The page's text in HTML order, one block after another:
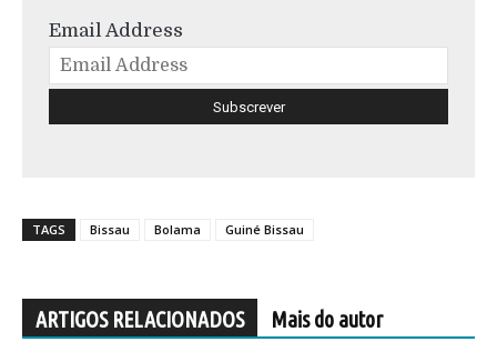
Email Address
TAGS Bissau Bolama Guiné Bissau
ARTIGOS RELACIONADOS Mais do autor